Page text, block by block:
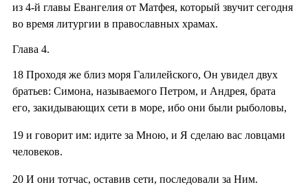
из 4-й главы Евангелия от Матфея, который звучит сегодня
во время литургии в православных храмах.
Глава 4.
18 Проходя же близ моря Галилейского, Он увидел двух
братьев: Симона, называемого Петром, и Андрея, брата
его, закидывающих сети в море, ибо они были рыболовы,
19 и говорит им: идите за Мною, и Я сделаю вас ловцами
человеков.
20 И они тотчас, оставив сети, последовали за Ним.